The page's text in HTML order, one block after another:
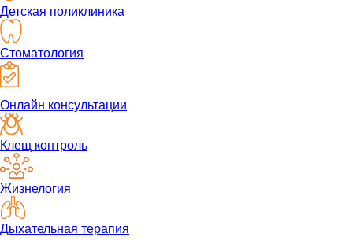
Детская поликлиника
Стоматология
Онлайн консультации
Клещ контроль
Жизнелогия
Дыхательная терапия